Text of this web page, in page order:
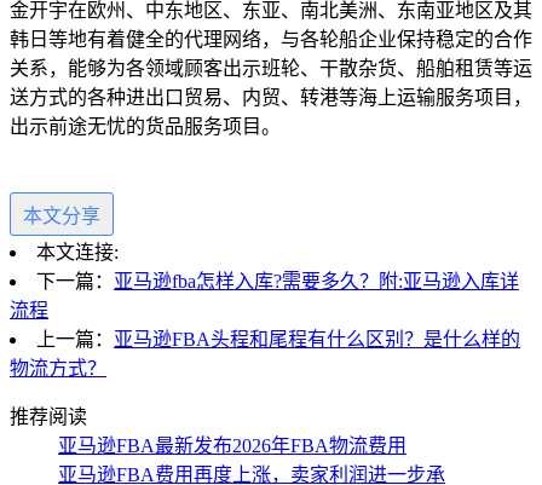
金开宇在欧州、中东地区、东亚、南北美洲、东南亚地区及其
韩日等地有着健全的代理网络，与各轮船企业保持稳定的合作
关系，能够为各领域顾客出示班轮、干散杂货、船舶租赁等运
送方式的各种进出口贸易、内贸、转港等海上运输服务项目，
出示前途无忧的货品服务项目。
本文分享
本文连接:
下一篇： 亚马逊fba怎样入库?需要多久？附:亚马逊入库详
流程
上一篇： 亚马逊FBA头程和尾程有什么区别？是什么样的
物流方式？
推荐阅读
亚马逊FBA最新发布2026年FBA物流费用
亚马逊FBA费用再度上涨，卖家利润进一步承